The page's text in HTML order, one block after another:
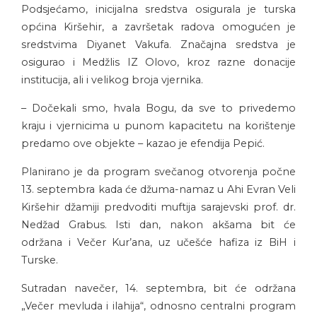
Podsjećamo, inicijalna sredstva osigurala je turska
općina Kiršehir, a završetak radova omogućen je
sredstvima Diyanet Vakufa. Značajna sredstva je
osigurao i Medžlis IZ Olovo, kroz razne donacije
institucija, ali i velikog broja vjernika.
– Dočekali smo, hvala Bogu, da sve to privedemo
kraju i vjernicima u punom kapacitetu na korištenje
predamo ove objekte – kazao je efendija Pepić.
Planirano je da program svečanog otvorenja počne
13. septembra kada će džuma-namaz u Ahi Evran Veli
Kiršehir džamiji predvoditi muftija sarajevski prof. dr.
Nedžad Grabus. Isti dan, nakon akšama bit će
održana i Večer Kur’ana, uz učešće hafiza iz BiH i
Turske.
Sutradan navečer, 14. septembra, bit će održana
„Večer mevluda i ilahija“, odnosno centralni program